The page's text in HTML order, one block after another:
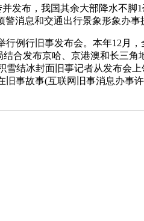
发布，我国其余大部降水不脚
消息和交通出行景象形象办事
行旧事发布会。本年12月，
合发布京哈、京港澳和长三
结冰封面旧事记者从发布会
事故事(互联网旧事消息办事